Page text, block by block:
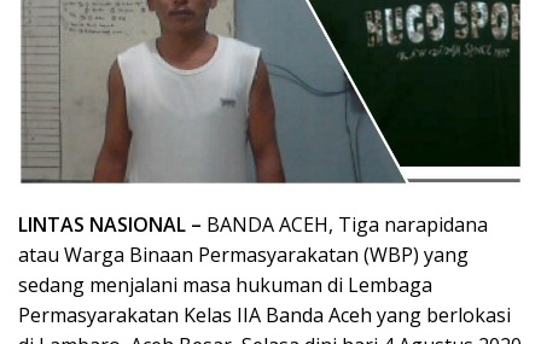
LINTAS NASIONAL – BANDA ACEH, Tiga narapidana
atau Warga Binaan Permasyarakatan (WBP) yang
sedang menjalani masa hukuman di Lembaga
Permasyarakatan Kelas IIA Banda Aceh yang berlokasi